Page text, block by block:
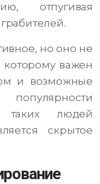
отпугивая
но оно не
которому важен
и возможные
таких людей
скрытое